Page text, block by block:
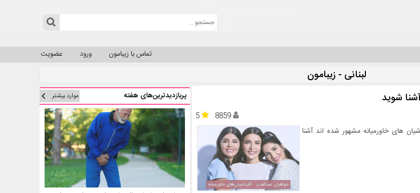
عضویت ورود تماس با زیبامون
لبنانی - زیبامون
شوید
5
8859
های خاورمیانه مشهور شده اند آشنا
پربازدیدترین‌های هفته موارد بیشتر